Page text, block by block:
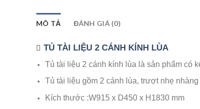
MÔ TẢ ĐÁNH GIÁ (0)
TỦ TÀI LIỆU 2 CÁNH KÍNH LÙA
Tủ tài liệu 2 cánh kính lùa là sản phẩm có
Tủ tài liệu gồm 2 cánh lùa, trượt nhẹ
Kích thước :W915 x D450 x H1830 mm